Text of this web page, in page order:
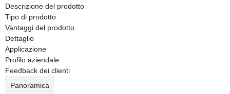
Descrizione del prodotto
Tipo di prodotto
Vantaggi del prodotto
Dettaglio
Applicazione
Profilo aziendale
Feedback dei clienti
Panoramica